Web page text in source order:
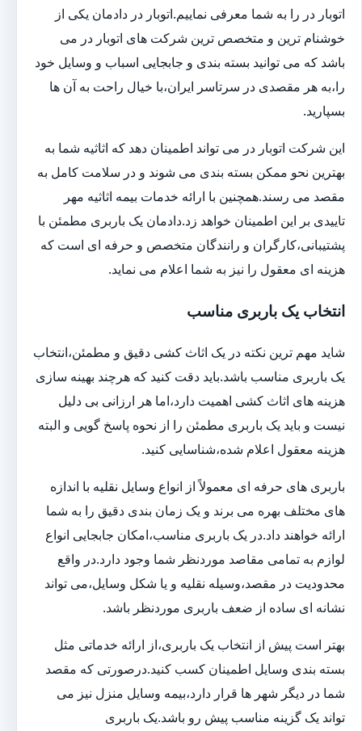
اتوبار در را به شما معرفی نماییم.اتوبار در دادمان یکی از
خوشنام ترین و متخصص ترین شرکت های اتوبار در می
باشد که می توانید بسته بندی و جابجایی اسباب و وسایل خود
را،به هر مقصدی در سرتاسر ایران،با خیال راحت به آن ها
بسپارید.
این شرکت اتوبار در می تواند اطمینان دهد که اثاثیه شما به
بهترین نحو ممکن بسته بندی می شوند و در سلامت کامل به
مقصد می رسند.همچنین با ارائه خدمات بیمه اثاثیه مهر
تاییدی بر این اطمینان خواهد زد.دادمان یک باربری مطمئن با
پشتیبانی،کارگران و رانندگان متخصص و حرفه ای است که
هزینه ای معقول را نیز به شما اعلام می نماید.
انتخاب یک باربری مناسب
شاید مهم ترین نکته در یک اثاث کشی دقیق و مطمئن،انتخاب
یک باربری مناسب باشد.باید دقت کنید که هرچند بهینه سازی
هزینه های اثاث کشی اهمیت دارد،اما هر ارزانی بی دلیل
نیست و باید یک باربری مطمئن را از نحوه پاسخ گویی و البته
هزینه معقول اعلام شده،شناسایی کنید.
باربری های حرفه ای معمولاً از انواع وسایل نقلیه با اندازه
های مختلف بهره می برند و یک زمان بندی دقیق را به شما
ارائه خواهند داد.در یک باربری مناسب،امکان جابجایی انواع
لوازم به تمامی مقاصد موردنظر شما وجود دارد.در واقع
محدودیت در مقصد،وسیله نقلیه و یا شکل وسایل،می تواند
نشانه ای ساده از ضعف باربری موردنظر باشد.
بهتر است پیش از انتخاب یک باربری،از ارائه خدماتی مثل
بسته بندی وسایل اطمینان کسب کنید.درصورتی که مقصد
شما در دیگر شهر ها قرار دارد،بیمه وسایل منزل نیز می
تواند یک گزینه مناسب پیش رو باشد.یک باربری